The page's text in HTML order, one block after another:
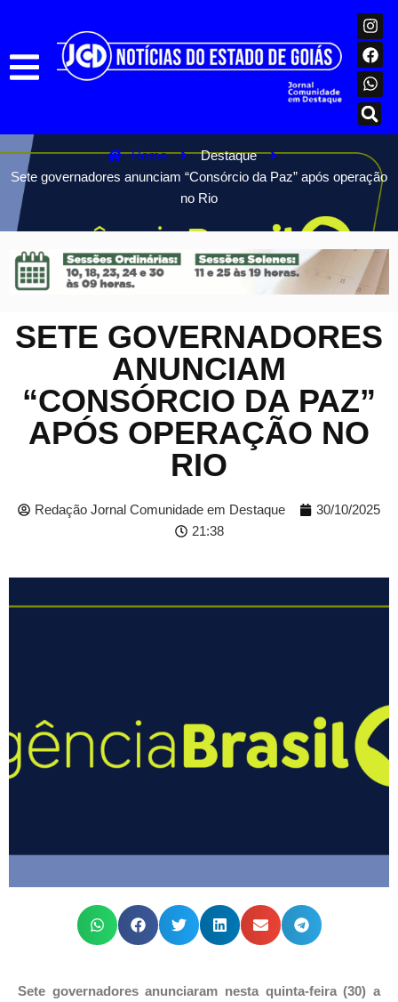
Home
Destaque
Sete governadores anunciam “Consórcio da Paz” após operação
no Rio
SETE GOVERNADORES
ANUNCIAM
“CONSÓRCIO DA PAZ”
APÓS OPERAÇÃO NO
RIO
Redação Jornal Comunidade em Destaque
30/10/2025
21:38
Sete governadores anunciaram nesta quinta-feira (30) a